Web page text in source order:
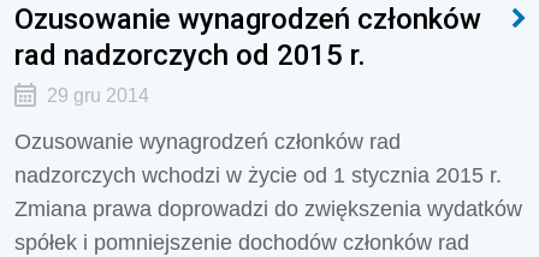
Ozusowanie wynagrodzeń członków
rad nadzorczych od 2015 r.
29 gru 2014
Ozusowanie wynagrodzeń członków rad
nadzorczych wchodzi w życie od 1 stycznia 2015 r.
Zmiana prawa doprowadzi do zwiększenia wydatków
spółek i pomniejszenie dochodów członków rad